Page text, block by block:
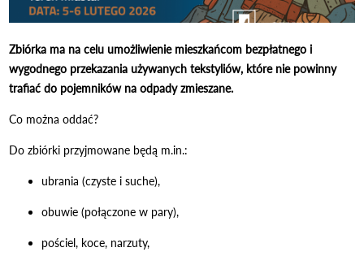
Zbiórka ma na celu umożliwienie mieszkańcom bezpłatnego i
wygodnego przekazania używanych tekstyliów, które nie powinny
trafiać do pojemników na odpady zmieszane.
Co można oddać?
Do zbiórki przyjmowane będą m.in.:
ubrania (czyste i suche),
obuwie (połączone w pary),
pościel, koce, narzuty,